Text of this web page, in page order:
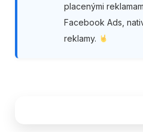
placenými
Facebook Ads,
reklamy.